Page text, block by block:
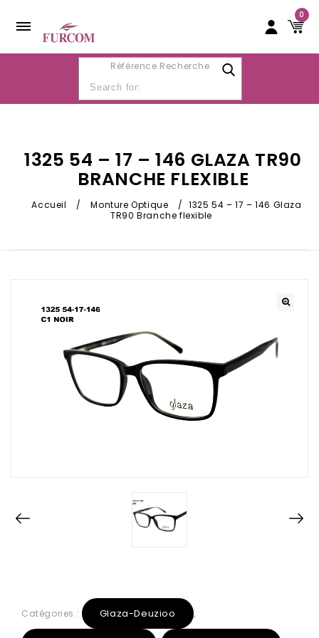
0
Référence Recherche
1325 54 – 17 – 146 GLAZA TR90
BRANCHE FLEXIBLE
Accueil / Monture Optique /
1325 54 – 17 – 146 Glaza
TR90 Branche flexible
Catégories : Glaza-Deuzioo ,